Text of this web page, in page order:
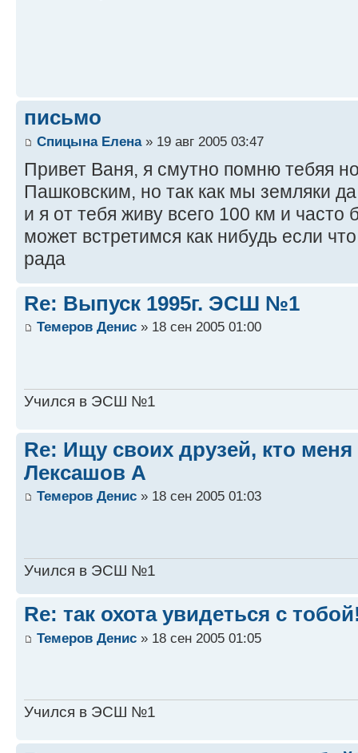
письмо
Спицына Елена» 19 авг 2005 03:47
Привет Ваня, я смутно помню тебяя
Пашковским, но так как мы земляки
и я от тебя живу всего 100 км и
может встретимся как нибудь если
рада
Re: Выпуск 1995г. ЭСШ №1
Темеров Денис » 18 сен 2005 01:00
Учился в ЭСШ №1
Re: Ищу своих друзей, кто
Лексашов А
Темеров Денис » 18 сен 2005 01:03
Учился в ЭСШ №1
Re: так охота увидеться с
Темеров Денис » 18 сен 2005 01:05
Учился в ЭСШ №1